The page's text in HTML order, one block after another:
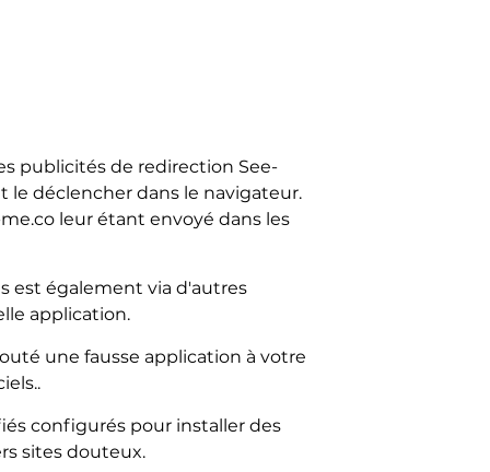
publicités de redirection See-
le déclencher dans le navigateur.
leur étant envoyé dans les
est également via d'autres
application.
une fausse application à votre
configurés pour installer des
sites douteux.